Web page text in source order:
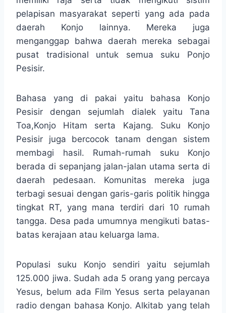
pelapisan masyarakat seperti yang ada pada
daerah Konjo lainnya. Mereka juga
menganggap bahwa daerah mereka sebagai
pusat tradisional untuk semua suku Ponjo
Pesisir.
Bahasa yang di pakai yaitu bahasa Konjo
Pesisir dengan sejumlah dialek yaitu Tana
Toa,Konjo Hitam serta Kajang. Suku Konjo
Pesisir juga bercocok tanam dengan sistem
membagi hasil. Rumah-rumah suku Konjo
berada di sepanjang jalan-jalan utama serta di
daerah pedesaan. Komunitas mereka juga
terbagi sesuai dengan garis-garis politik hingga
tingkat RT, yang mana terdiri dari 10 rumah
tangga. Desa pada umumnya mengikuti batas-
batas kerajaan atau keluarga lama.
Populasi suku Konjo sendiri yaitu sejumlah
125.000 jiwa. Sudah ada 5 orang yang percaya
Yesus, belum ada Film Yesus serta pelayanan
radio dengan bahasa Konjo. Alkitab yang telah